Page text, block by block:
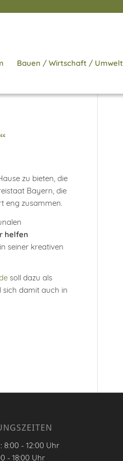
Bauen / Wirtschaft / Umwelt
zu bieten, die
Bayern, die
eng zusammen.
helfen
seiner kreativen
soll dazu als
sich damit auch in
8:00 - 12:00 Uhr
- 18:00 Uhr